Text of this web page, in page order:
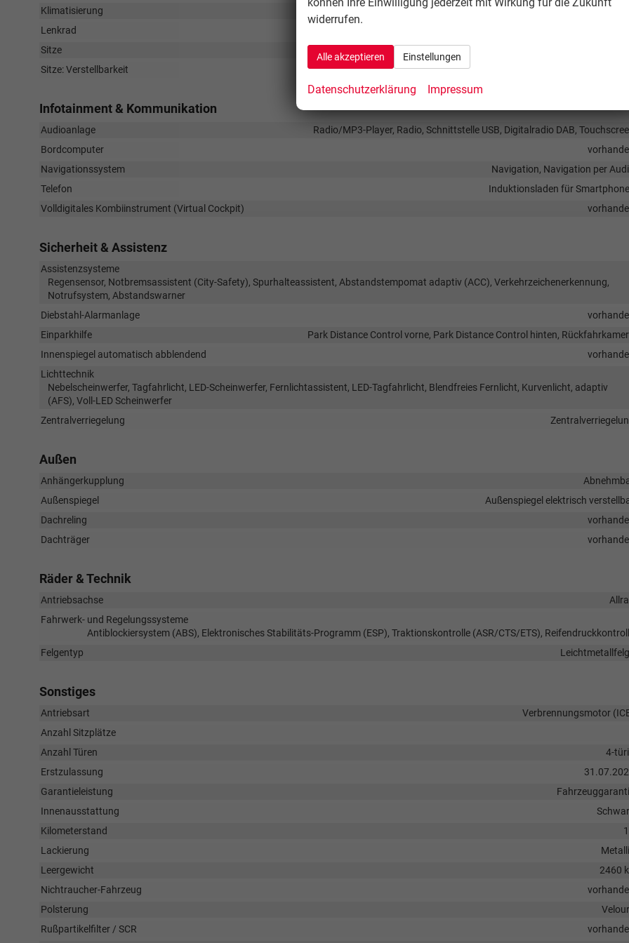
Klimatisierung
Klimaautomatik, 2-Zonen-Klimaautomatik,
Lenkrad
Sitze
Isofix (Kindersitzbefestigung),
Sitze: Verstellbarkeit
Infotainment & Kommunikation
Audioanlage
Radio/MP3-Player, Radio, Schnittstelle USB, Digitalradio DAB,
Bordcomputer
Navigationssystem
Navigation, Navigation per
Telefon
Induktionsladen für
Volldigitales Kombiinstrument (Virtual Cockpit)
Sicherheit & Assistenz
Assistenzsysteme
Regensensor, Notbremsassistent (City-Safety), Spurhalteassistent, Abstandstempomat adaptiv (ACC), Verkehrzeichenerkennung,
Notrufsystem, Abstandswarner
Diebstahl-Alarmanlage
Einparkhilfe
Park Distance Control vorne, Park Distance Control hinten,
Innenspiegel automatisch abblendend
Lichttechnik
Nebelscheinwerfer, Tagfahrlicht, LED-Scheinwerfer, Fernlichtassistent, LED-Tagfahrlicht, Blendfreies Fernlicht, Kurvenlicht, adaptiv
(AFS), Voll-LED Scheinwerfer
Zentralverriegelung
Außen
Anhängerkupplung
Außenspiegel
Außenspiegel elektrisch
Dachreling
Dachträger
Räder & Technik
Antriebsachse
Fahrwerk- und Regelungssysteme
Antiblockiersystem (ABS), Elektronisches Stabilitäts-Programm (ESP), Traktionskontrolle (ASR/CTS/ETS),
Felgentyp
Sonstiges
Antriebsart
Verbrennungsmotor
Anzahl Sitzplätze
Anzahl Türen
4-
Erstzulassung
Garantieleistung
Innenausstattung
Kilometerstand
Lackierung
Leergewicht
2460
Nichtraucher-Fahrzeug
Polsterung
Rußpartikelfilter / SCR
widerrufen.
Alle akzeptieren Einstellungen
Datenschutzerklärung Impressum